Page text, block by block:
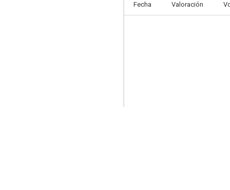
Fecha Valoración